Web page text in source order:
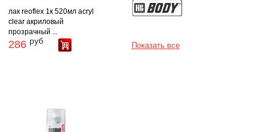
лак reoflex 1к 520мл acryl
clear акриловый
прозрачный ...
286 руб Показать все